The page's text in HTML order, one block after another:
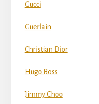
Gucci
Guerlain
Christian Dior
Hugo Boss
Jimmy Choo